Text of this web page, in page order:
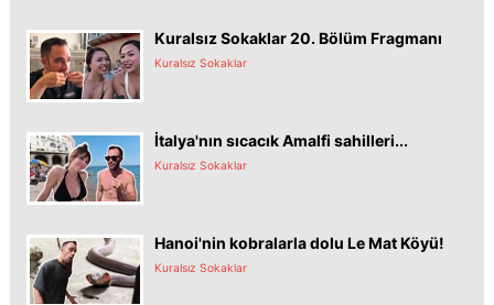
Kuralsız Sokaklar 20. Bölüm Fragmanı
Kuralsız Sokaklar
İtalya'nın sıcacık Amalfi sahilleri...
Kuralsız Sokaklar
Hanoi'nin kobralarla dolu Le Mat Köyü!
Kuralsız Sokaklar